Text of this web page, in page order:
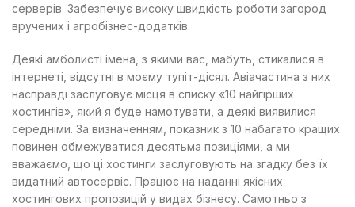
серверів. Забезпечує високу швидкість роботи загород
вручених і агробізнес-додатків.
Деякі амболисті імена, з якими вас, мабуть, стикалися в
інтернеті, відсутні в моєму тупіт-дісял. Авіачастина з них
насправді заслуговує місця в списку «10 найгірших
хостингів», який я буде намотувати, а деякі виявилися
середніми. За визначенням, показник з 10 набагато кращих
повинен обмежуватися десятьма позиціями, а ми
вважаємо, що ці хостинги заслуговують на згадку без їх
видатний автосервіс. Працює на наданні якісних
хостингових пропозицій у видах бізнесу. Самотньо з